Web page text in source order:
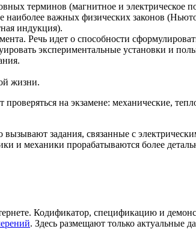
терминов (магнитное и электрическое
важных физических законов
индукция).
Речь идет о способности
экспериментальные установки и
жизни.
на экзамене: механические,
задания, связанные с
и механики прорабатываются более
Кодификатор, спецификацию и
. Здесь размещают только актуальные